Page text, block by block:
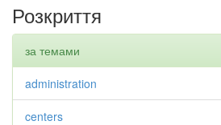
Розкриття
за темами
administration
centers